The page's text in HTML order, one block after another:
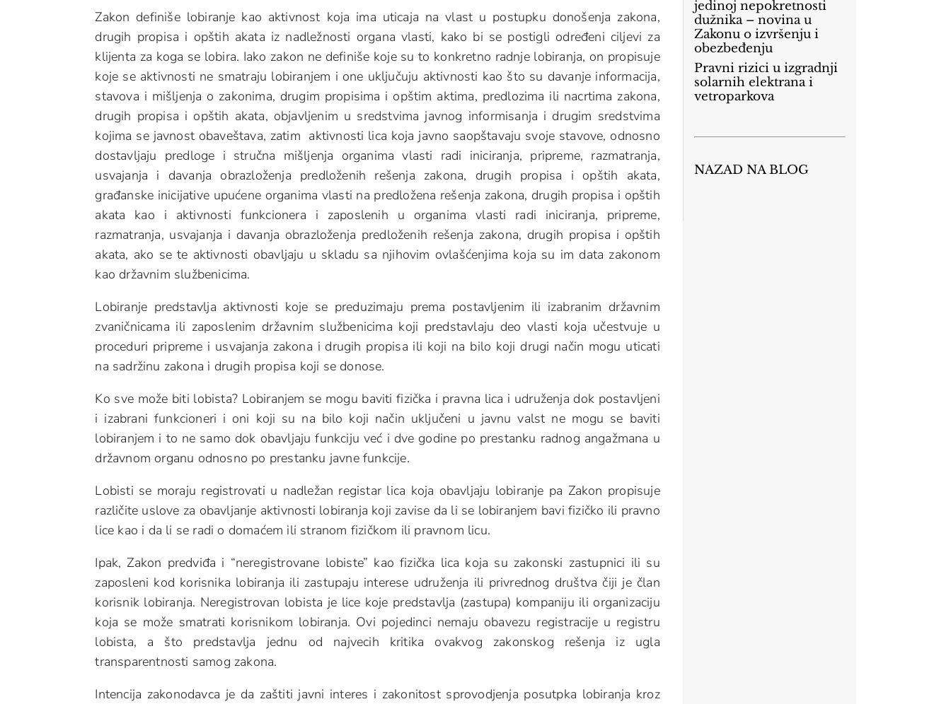
Zakon definiše lobiranje kao aktivnost koja ima uticaja na vlast u postupku donošenja zakona,
drugih propisa i opštih akata iz nadležnosti organa vlasti, kako bi se postigli određeni ciljevi za
klijenta za koga se lobira. Iako zakon ne definiše koje su to konkretno radnje lobiranja, on propisuje
koje se aktivnosti ne smatraju lobiranjem i one uključuju aktivnosti kao što su davanje informacija,
stavova i mišljenja o zakonima, drugim propisima i opštim aktima, predlozima ili nacrtima zakona,
drugih propisa i opštih akata, objavljenim u sredstvima javnog informisanja i drugim sredstvima
kojima se javnost obaveštava, zatim aktivnosti lica koja javno saopštavaju svoje stavove, odnosno
dostavljaju predloge i stručna mišljenja organima vlasti radi iniciranja, pripreme, razmatranja,
usvajanja i davanja obrazloženja predloženih rešenja zakona, drugih propisa i opštih akata,
građanske inicijative upućene organima vlasti na predložena rešenja zakona, drugih propisa i opštih
akata kao i aktivnosti funkcionera i zaposlenih u organima vlasti radi iniciranja, pripreme,
razmatranja, usvajanja i davanja obrazloženja predloženih rešenja zakona, drugih propisa i opštih
akata, ako se te aktivnosti obavljaju u skladu sa njihovim ovlašćenjima koja su im data zakonom
kao državnim službenicima.
Lobiranje predstavlja aktivnosti koje se preduzimaju prema postavljenim ili izabranim državnim
zvaničnicama ili zaposlenim državnim službenicima koji predstavlaju deo vlasti koja učestvuje u
proceduri pripreme i usvajanja zakona i drugih propisa ili koji na bilo koji drugi način mogu uticati
na sadržinu zakona i drugih propisa koji se donose.
Ko sve može biti lobista? Lobiranjem se mogu baviti fizička i pravna lica i udruženja dok postavljeni
i izabrani funkcioneri i oni koji su na bilo koji način uključeni u javnu valst ne mogu se baviti
lobiranjem i to ne samo dok obavljaju funkciju već i dve godine po prestanku radnog angažmana u
državnom organu odnosno po prestanku javne funkcije.
Lobisti se moraju registrovati u nadležan registar lica koja obavljaju lobiranje pa Zakon propisuje
različite uslove za obavljanje aktivnosti lobiranja koji zavise da li se lobiranjem bavi fizičko ili pravno
lice kao i da li se radi o domaćem ili stranom fizičkom ili pravnom licu.
Ipak, Zakon predviđa i “neregistrovane lobiste” kao fizička lica koja su zakonski zastupnici ili su
zaposleni kod korisnika lobiranja ili zastupaju interese udruženja ili privrednog društva čiji je član
korisnik lobiranja. Neregistrovan lobista je lice koje predstavlja (zastupa) kompaniju ili organizaciju
koja se može smatrati korisnikom lobiranja. Ovi pojedinci nemaju obavezu registracije u registru
lobista, a što predstavlja jednu od najvecih kritika ovakvog zakonskog rešenja iz ugla
transparentnosti samog zakona.
Intencija zakonodavca je da zaštiti javni interes i zakonitost sprovodjenja posutpka lobiranja kroz
jedinoj nepokretnosti
dužnika – novina u
Zakonu o izvršenju i
obezbeđenju
Pravni rizici u izgradnji
solarnih elektrana i
vetroparkova
NAZAD NA BLOG